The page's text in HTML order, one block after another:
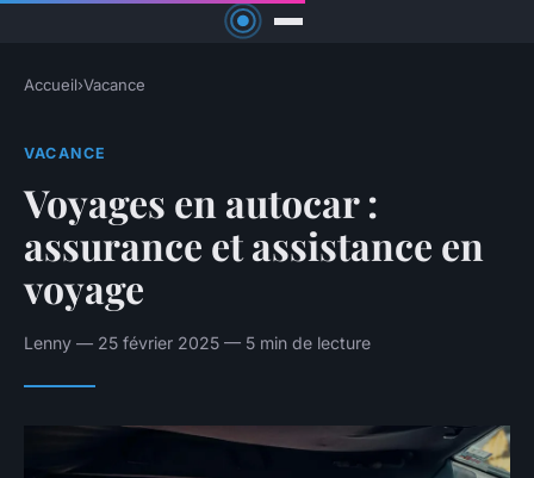
Accueil›Vacance
VACANCE
Voyages en autocar :
assurance et assistance en
voyage
Lenny — 25 février 2025 — 5 min de lecture